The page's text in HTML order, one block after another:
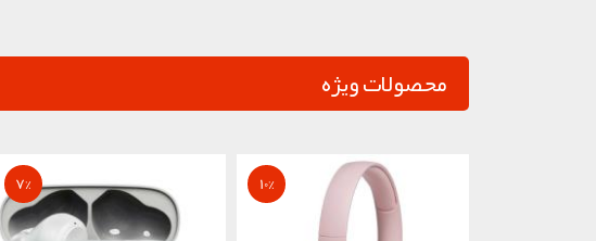
محصولات ویژه
7% 10%